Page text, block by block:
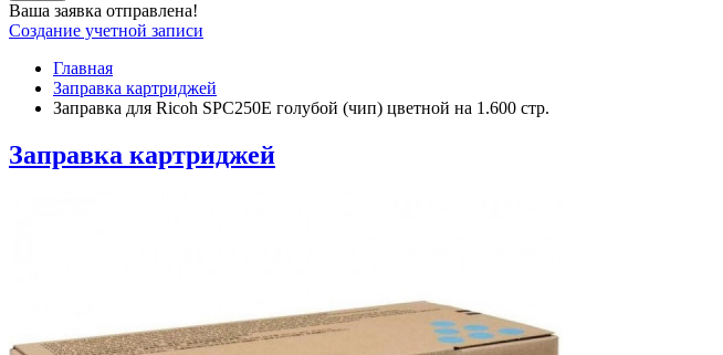
Ваша заявка отправлена!
Создание учетной записи
Главная
Заправка картриджей
Заправка для Ricoh SPC250E голубой (чип) цветной на 1.600 стр.
Заправка картриджей